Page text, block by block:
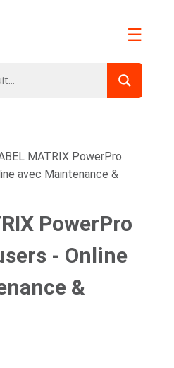
☰
MATRIX PowerPro
avec Maintenance &
PowerPro
- Online
&